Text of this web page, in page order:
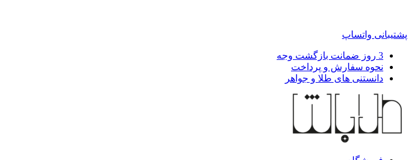
پشتیبانی واتساپ
3 روز ضمانت بازگشت وجه
نحوه سفارش و پرداخت
دانستنی های طلا و جواهر